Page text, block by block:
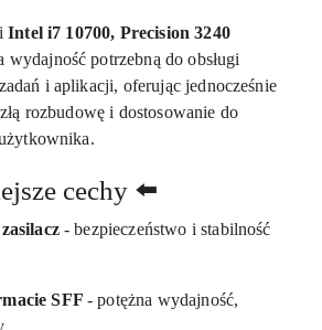
Intel i7 10700, Precision 3240
wydajność potrzebną do obsługi
i aplikacji, oferując jednocześnie
rozbudowę i dostosowanie do
cechy ⬅️
- bezpieczeństwo i stabilność
SFF- potężna wydajność,